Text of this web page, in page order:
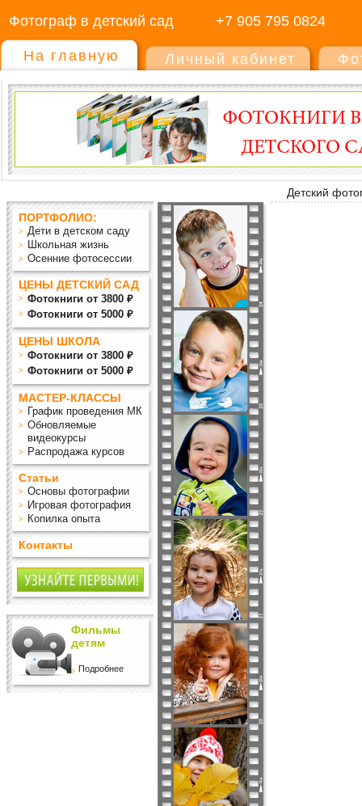
Фотограф в детский сад +7 905 795 0824
На главную Личный кабинет
Детский
ПОРТФОЛИО:
Дети в детском саду
Школьная жизнь
Осенние фотосессии
ЦЕНЫ ДЕТСКИЙ САД
Фотокниги от 3800 ₽
Фотокниги от 5000 ₽
ЦЕНЫ ШКОЛА
Фотокниги от 3800 ₽
Фотокниги от 5000 ₽
МАСТЕР-КЛАССЫ
График проведения МК
Обновляемые
видеокурсы
Распродажа курсов
Статьи
Основы фотографии
Игровая фотография
Копилка опыта
Контакты
Фильмы
детям
Подробнее